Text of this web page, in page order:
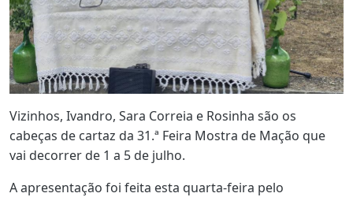
Vizinhos, Ivandro, Sara Correia e Rosinha são os
cabeças de cartaz da 31.ª Feira Mostra de Mação que
vai decorrer de 1 a 5 de julho.
A apresentação foi feita esta quarta-feira pelo